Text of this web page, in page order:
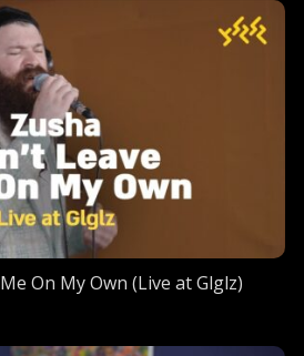
On My Own (Live at Glglz)